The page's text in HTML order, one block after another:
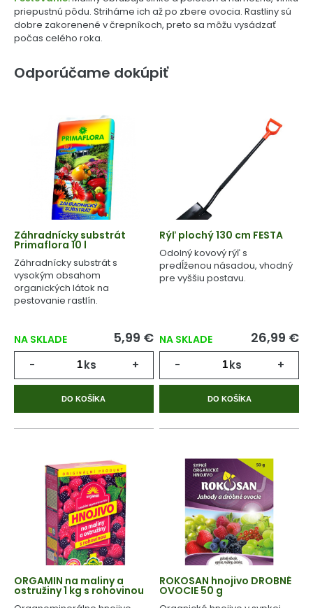
priepustnú pôdu. Striháme ich až po zbere ovocia. Rastliny sú
dobre zakorenené v črepníkoch, preto sa môžu vysádzať
počas celého roka.
Odporúčame dokúpiť
Záhradnícky substrát
Primaflora 10 l
Záhradnícky substrát s
vysokým obsahom
organických látok na
pestovanie rastlín.
NA SKLADE 5,99 €
- ks +
DO KOŠÍKA
Rýľ plochý 130 cm FESTA
Odolný kovový rýľ s
predĺženou násadou, vhodný
pre vyššiu postavu.
NA SKLADE 26,99 €
- ks +
DO KOŠÍKA
ORGAMIN na maliny a
ostružiny 1 kg s rohovinou
ROKOSAN hnojivo DROBNÉ
OVOCIE 50 g